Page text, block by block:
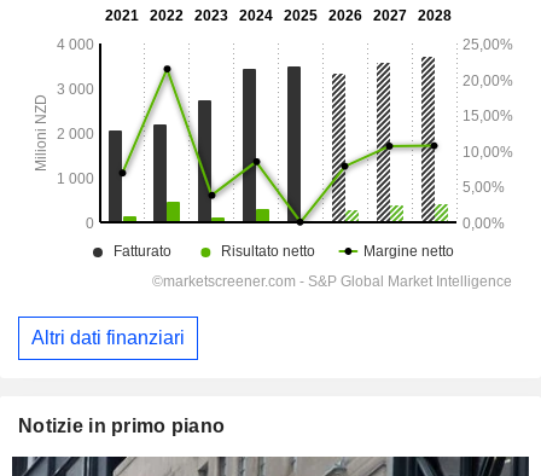
Altri dati finanziari
Notizie in primo piano